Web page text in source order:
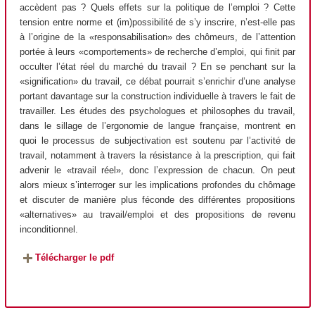
accèdent pas ? Quels effets sur la politique de l’emploi ? Cette
tension entre norme et (im)possibilité de s’y inscrire, n’est-elle pas
à l’origine de la «responsabilisation» des chômeurs, de l’attention
portée à leurs «comportements» de recherche d’emploi, qui finit par
occulter l’état réel du marché du travail ? En se penchant sur la
«signification» du travail, ce débat pourrait s’enrichir d’une analyse
portant davantage sur la construction individuelle à travers le fait de
travailler. Les études des psychologues et philosophes du travail,
dans le sillage de l’ergonomie de langue française, montrent en
quoi le processus de subjectivation est soutenu par l’activité de
travail, notamment à travers la résistance à la prescription, qui fait
advenir le «travail réel», donc l’expression de chacun. On peut
alors mieux s’interroger sur les implications profondes du chômage
et discuter de manière plus féconde des différentes propositions
«alternatives» au travail/emploi et des propositions de revenu
inconditionnel.
Télécharger le pdf